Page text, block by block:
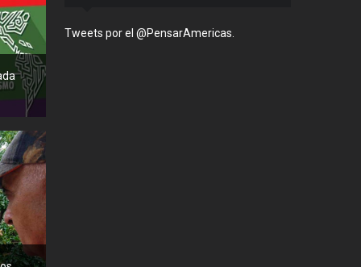
Tweets por el @PensarAmericas.